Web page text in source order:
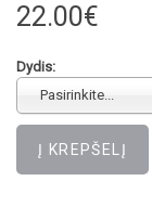
22.00€
Dydis:
Pasirinkite...